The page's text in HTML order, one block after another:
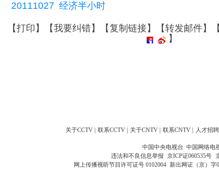
20111027 经济半小时
【打印】【我要纠错】【复制链接】【转发邮件】
】
关于CCTV | 联系CCTV | 关于CNTV | 联系CNTV | 人才招聘
中国中央电视台 中国网络电
违法和不良信息举报 京ICP证060535号
网上传播视听节目许可证号 0102004 新出网证（京）